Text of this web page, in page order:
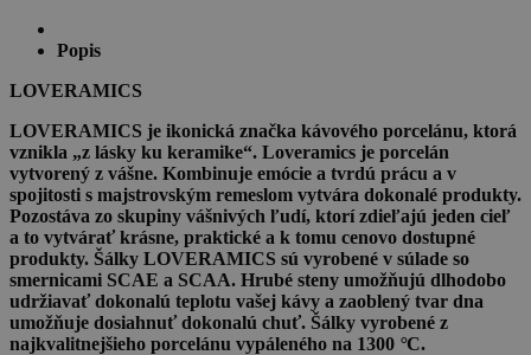
HARRIS
FLAT
150ml
Popis
LOVERAMICS
LOVERAMICS je ikonická značka kávového porcelánu, ktorá
vznikla „z lásky ku keramike“. Loveramics je porcelán
vytvorený z vášne. Kombinuje emócie a tvrdú prácu a v
spojitosti s majstrovským remeslom vytvára dokonalé produkty.
Pozostáva zo skupiny vášnivých ľudí, ktorí zdieľajú jeden cieľ
a to vytvárať krásne, praktické a k tomu cenovo dostupné
produkty. Šálky LOVERAMICS sú vyrobené v súlade so
smernicami SCAE a SCAA. Hrubé steny umožňujú dlhodobo
udržiavať dokonalú teplotu vašej kávy a zaoblený tvar dna
umožňuje dosiahnuť dokonalú chuť. Šálky vyrobené z
najkvalitnejšieho porcelánu vypáleného na 1300 °C.